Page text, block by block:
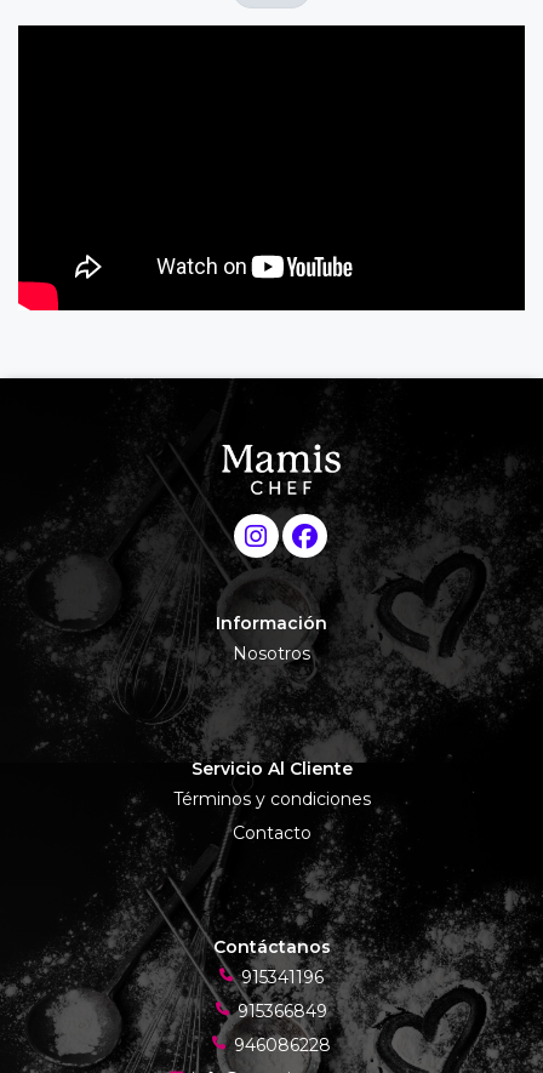
Información
Nosotros
Servicio Al Cliente
Términos y condiciones
Contacto
Contáctanos
915341196
915366849
946086228